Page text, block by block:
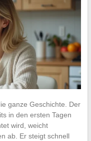
ganze Geschichte. Der
in den ersten Tagen
wird, weicht
ab. Er steigt schnell